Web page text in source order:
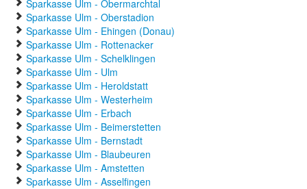
Sparkasse Ulm - Obermarchtal
Sparkasse Ulm - Oberstadion
Sparkasse Ulm - Ehingen (Donau)
Sparkasse Ulm - Rottenacker
Sparkasse Ulm - Schelklingen
Sparkasse Ulm - Ulm
Sparkasse Ulm - Heroldstatt
Sparkasse Ulm - Westerheim
Sparkasse Ulm - Erbach
Sparkasse Ulm - Beimerstetten
Sparkasse Ulm - Bernstadt
Sparkasse Ulm - Blaubeuren
Sparkasse Ulm - Amstetten
Sparkasse Ulm - Asselfingen